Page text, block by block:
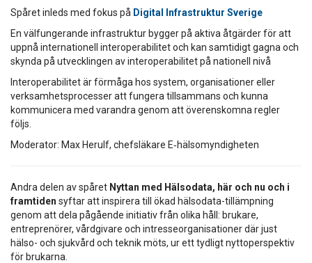
Spåret inleds med fokus på Digital Infrastruktur Sverige
En välfungerande infrastruktur bygger på aktiva åtgärder för att
uppnå internationell interoperabilitet och kan samtidigt gagna och
skynda på utvecklingen av interoperabilitet på nationell nivå
Interoperabilitet är förmåga hos system, organisationer eller
verksamhetsprocesser att fungera tillsammans och kunna
kommunicera med varandra genom att överenskomna regler
följs.
Moderator: Max Herulf, chefsläkare E‑hälsomyndigheten
Andra delen av spåret Nyttan med Hälsodata, här och nu och i
framtiden syftar att inspirera till ökad hälsodata-tillämpning
genom att dela pågående initiativ från olika håll: brukare,
entreprenörer, vårdgivare och intresseorganisationer där just
hälso- och sjukvård och teknik möts, ur ett tydligt nyttoperspektiv
för brukarna.